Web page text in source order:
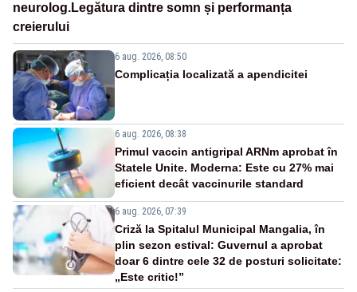
neurolog.Legătura dintre somn și performanța
creierului
6 aug. 2026, 08:50
Complicația localizată a apendicitei
6 aug. 2026, 08:38
Primul vaccin antigripal ARNm aprobat în
Statele Unite. Moderna: Este cu 27% mai
eficient decât vaccinurile standard
6 aug. 2026, 07:39
Criză la Spitalul Municipal Mangalia, în
plin sezon estival: Guvernul a aprobat
doar 6 dintre cele 32 de posturi solicitate:
„Este critic!”